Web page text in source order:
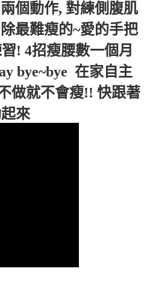
個動作, 對練側腹肌
最難瘦的~愛的手把
! 4招瘦腰數一個月
bye~bye 在家自主
做就不會瘦!! 快跟著
來